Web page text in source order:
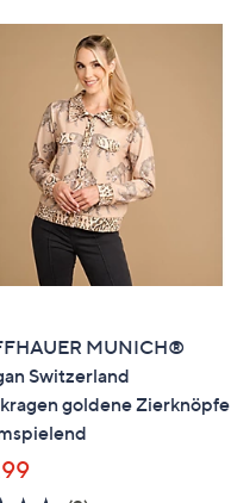
MUNICH®
Switzerland
goldene Zierknöpfe